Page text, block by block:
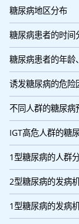
糖尿病地区分布
糖尿病患者的时间
糖尿病患者的年龄
诱发糖尿病的危险
不同人群的糖尿病
IGT高危人群的糖
1型糖尿病的人群
2型糖尿病的发病
1型糖尿病的发病